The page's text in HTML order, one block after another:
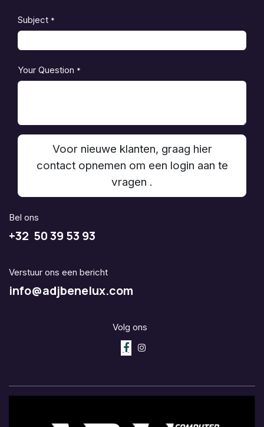
Subject *
Your Question *
Voor nieuwe klanten, graag hier
contact opnemen om een login aan te
vragen .
Bel ons
+32 50 39 53 93
Verstuur ons een bericht
info@adjbenelux.com
Volg ons